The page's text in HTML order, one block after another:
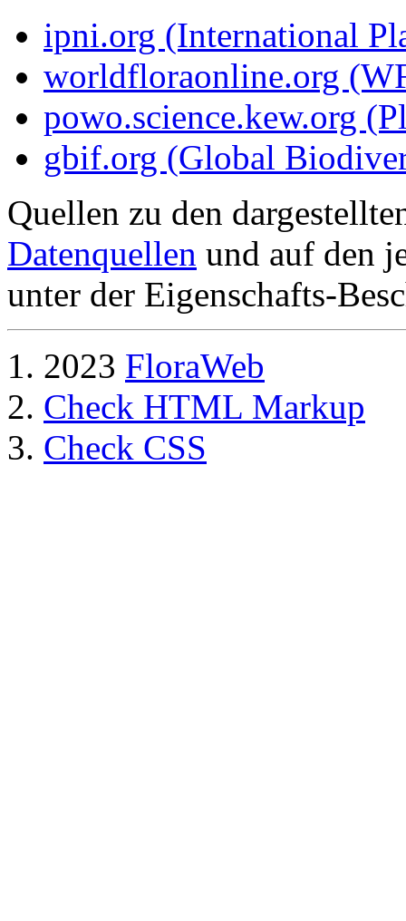
ipni.org (International
worldfloraonline.org
powo.science.kew.org
gbif.org (Global
Quellen zu den
Datenquellen und auf den
unter der Eigenschafts-
2023 FloraWeb
Check HTML Markup
Check CSS